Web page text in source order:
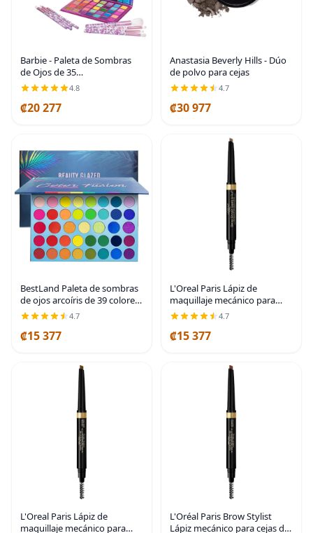
Barbie - Paleta de Sombras
de Ojos de 35
Compartimentos, Colores
Brillantes y Opacos,
Pigmentada Mezclable, 8
4.8
₡20 277
Anastasia Beverly Hills - Dúo
de polvo para cejas
4.7
₡30 977
BestLand Paleta de sombras
de ojos arcoíris de 39 colores,
maquillaje profesional,
paletas de sombras de ojos
metalizadas mate, polvo ultra
4.7
₡15 377
L'Oreal Paris Lápiz de
maquillaje mecánico para
cejas con forma y relleno,
color morena, 0.008 onzas
Castaño
4.7
₡15 377
L'Oreal Paris Lápiz de
maquillaje mecánico para
L'Oréal Paris Brow Stylist
Lápiz mecánico para cejas de